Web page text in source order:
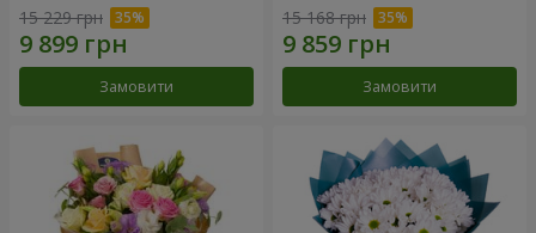
15 229 грн
Замовити
15 168 грн
Замовити